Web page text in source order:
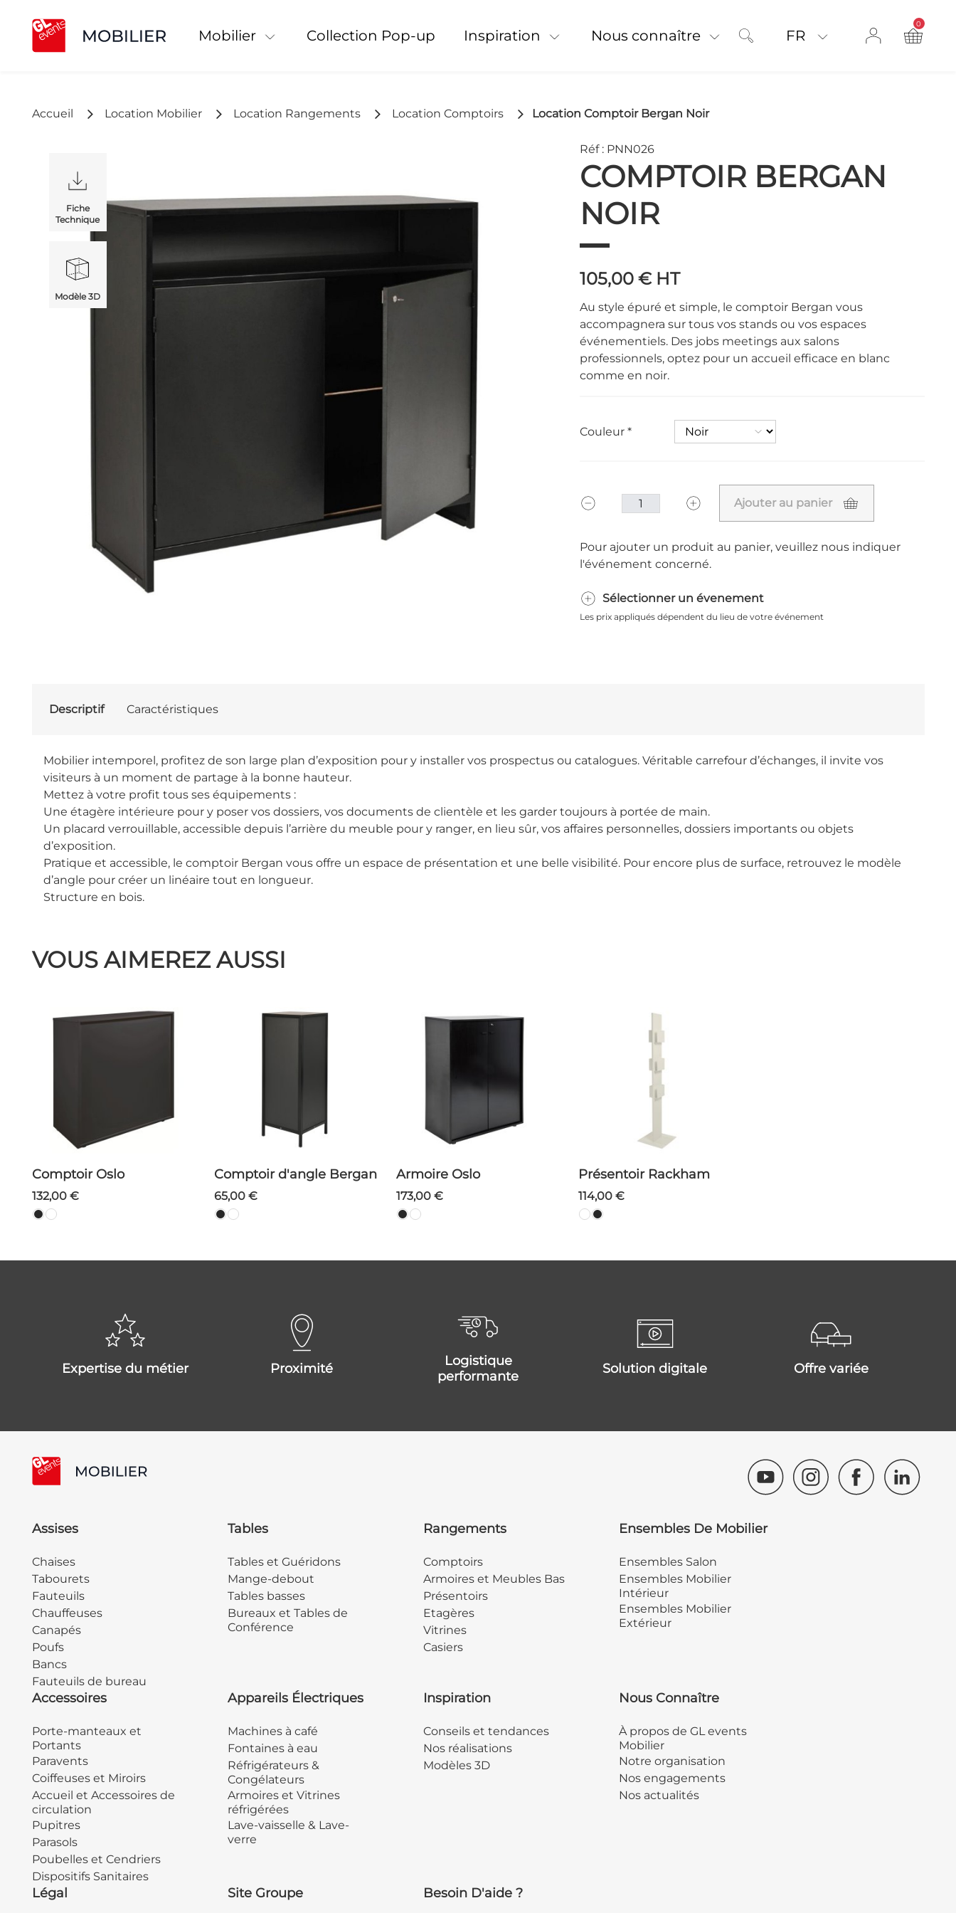
Mobilier Collection Pop-up Inspiration Nous connaître FR
0
product
Accueil Location Mobilier Location Rangements Location Comptoirs Location Comptoir Bergan Noir
Fiche
Technique
Modèle 3D
Réf : PNN026
COMPTOIR BERGAN
NOIR
105,00 € HT
Au style épuré et simple, le comptoir Bergan vous
accompagnera sur tous vos stands ou vos espaces
événementiels. Des jobs meetings aux salons
professionnels, optez pour un accueil efficace en blanc
comme en noir.
Couleur
Ajouter au panier
Pour ajouter un produit au panier, veuillez nous indiquer
l'événement concerné.
Sélectionner un évenement
Les prix appliqués dépendent du lieu de votre événement
Descriptif Caractéristiques
Mobilier intemporel, profitez de son large plan d’exposition pour y installer vos prospectus ou catalogues. Véritable carrefour d’échanges, il invite vos
visiteurs à un moment de partage à la bonne hauteur.
Mettez à votre profit tous ses équipements :
Une étagère intérieure pour y poser vos dossiers, vos documents de clientèle et les garder toujours à portée de main.
Un placard verrouillable, accessible depuis l’arrière du meuble pour y ranger, en lieu sûr, vos affaires personnelles, dossiers importants ou objets
d’exposition.
Pratique et accessible, le comptoir Bergan vous offre un espace de présentation et une belle visibilité. Pour encore plus de surface, retrouvez le modèle
d’angle pour créer un linéaire tout en longueur.
Structure en bois.
VOUS AIMEREZ AUSSI
Comptoir Oslo
132,00 €
Comptoir d'angle Bergan
65,00 €
Armoire Oslo
173,00 €
Présentoir Rackham
114,00 €
expertise du métier proximité
logistique
performante
solution digitale offre variée
Assises
Chaises
Tabourets
Fauteuils
Chauffeuses
Canapés
Poufs
Bancs
Fauteuils de bureau
Tables
Tables et Guéridons
Mange-debout
Tables basses
Bureaux et Tables de
Conférence
Rangements
Comptoirs
Armoires et Meubles Bas
Présentoirs
Etagères
Vitrines
Casiers
Ensembles De Mobilier
Ensembles Salon
Ensembles Mobilier
Intérieur
Ensembles Mobilier
Extérieur
Accessoires
Porte-manteaux et
Portants
Paravents
Coiffeuses et Miroirs
Accueil et Accessoires de
circulation
Pupitres
Parasols
Poubelles et Cendriers
Dispositifs Sanitaires
Appareils Électriques
Machines à café
Fontaines à eau
Réfrigérateurs &
Congélateurs
Armoires et Vitrines
réfrigérées
Lave-vaisselle & Lave-
verre
Inspiration
Conseils et tendances
Nos réalisations
Modèles 3D
Nous Connaître
À propos de GL events
Mobilier
Notre organisation
Nos engagements
Nos actualités
Légal Site Groupe Besoin D'aide ?